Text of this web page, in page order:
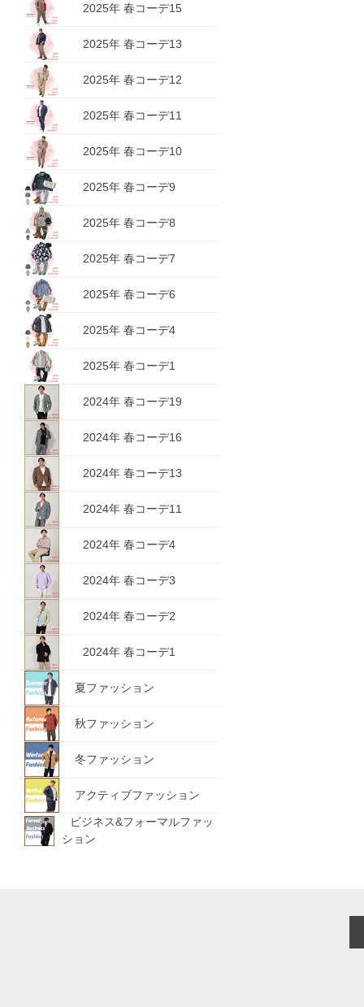
2025年 春コーデ15
2025年 春コーデ13
2025年 春コーデ12
2025年 春コーデ11
2025年 春コーデ10
2025年 春コーデ9
2025年 春コーデ8
2025年 春コーデ7
2025年 春コーデ6
2025年 春コーデ4
2025年 春コーデ1
2024年 春コーデ19
2024年 春コーデ16
2024年 春コーデ13
2024年 春コーデ11
2024年 春コーデ4
2024年 春コーデ3
2024年 春コーデ2
2024年 春コーデ1
夏ファッション
秋ファッション
冬ファッション
アクティブファッション
ビジネス&フォーマルファッ
ション